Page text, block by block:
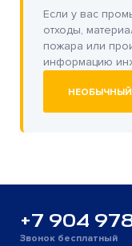
Если у вас
отходы,
пожара или
информацию
+7 904
Звонок бесплатный